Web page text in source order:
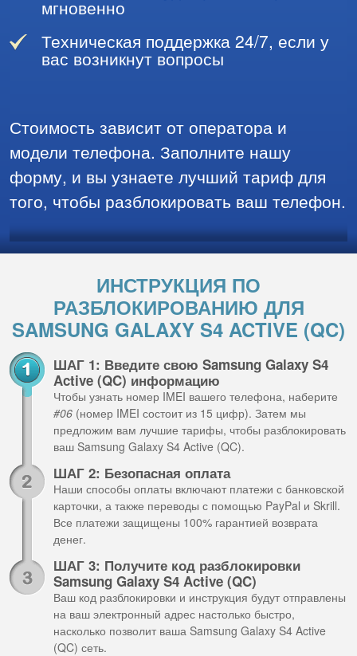
мгновенно
Техническая поддержка 24/7, если у
вас возникнут вопросы
Стоимость зависит от оператора и
модели телефона. Заполните нашу
форму, и вы узнаете лучший тариф для
того, чтобы разблокировать ваш телефон.
ИНСТРУКЦИЯ ПО
РАЗБЛОКИРОВАНИЮ ДЛЯ
SAMSUNG GALAXY S4 ACTIVE (QC)
ШАГ 1: Введите свою Samsung Galaxy S4
Active (QC) информацию
Чтобы узнать номер IMEI вашего телефона, наберите
#06 (номер IMEI состоит из 15 цифр). Затем мы
предложим вам лучшие тарифы, чтобы разблокировать
ваш Samsung Galaxy S4 Active (QC).
ШАГ 2: Безопасная оплата
Наши способы оплаты включают платежи с банковской
карточки, а также переводы с помощью PayPal и Skrill.
Все платежи защищены 100% гарантией возврата
денег.
ШАГ 3: Получите код разблокировки
Samsung Galaxy S4 Active (QC)
Ваш код разблокировки и инструкция будут отправлены
на ваш электронный адрес настолько быстро,
насколько позволит ваша Samsung Galaxy S4 Active
(QC) сеть.